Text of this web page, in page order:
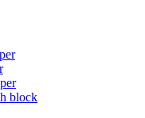
block